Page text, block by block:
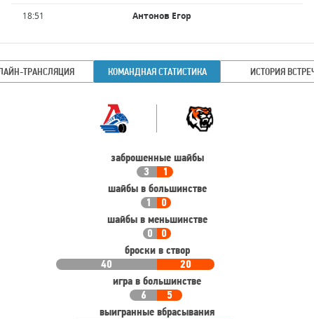
Время Имя
игрока
18:51 Антонов Егор
ТРАНСЛЯЦИЯ КОМАНДНАЯ СТАТИСТИКА ИСТОРИЯ
Команда
заброшенные шайбы
3
1
шайбы в большинстве
1
0
шайбы в меньшинстве
0
0
броски в створ
40
20
игра в большинстве
6
5
выигранные вбрасывания